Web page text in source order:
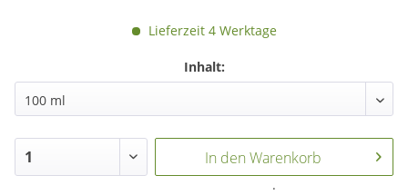
Lieferzeit 4 Werktage
Inhalt:
In denWarenkorb
.